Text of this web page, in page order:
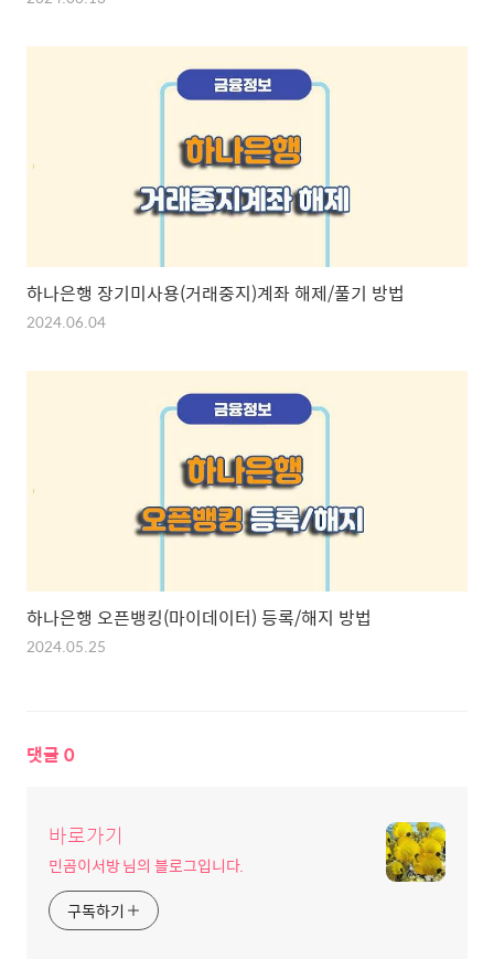
하나은행 장기미사용(거래중지)계좌 해제/풀기 방법
2024.06.04
하나은행 오픈뱅킹(마이데이터) 등록/해지 방법
2024.05.25
댓글 0
바로가기
민곰이서방 님의 블로그입니다.
구독하기